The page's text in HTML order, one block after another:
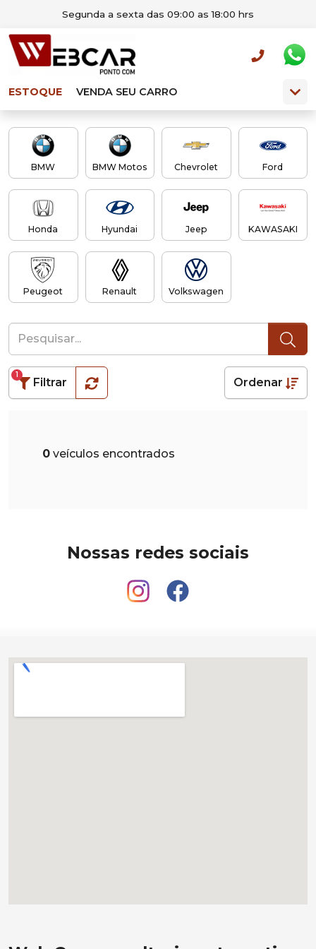
Segunda a sexta das 09:00 as 18:00 hrs
ESTOQUE VENDA SEU CARRO
BMW BMW Motos Chevrolet Ford
Honda Hyundai Jeep KAWASAKI
Peugeot Renault Volkswagen
Filtrar
1
Ordenar
0 veículos encontrados
Nossas redes sociais